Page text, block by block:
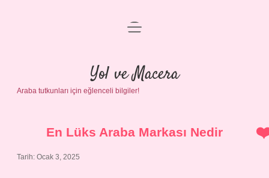
Anasayfa
Gizlilik Politikası
Yasal Uyarı
menüyü
Yol ve Macera
Araba tutkunları için eğlenceli bilgiler!
En Lüks Araba Markası Nedir
Tarih: Ocak 3, 2025